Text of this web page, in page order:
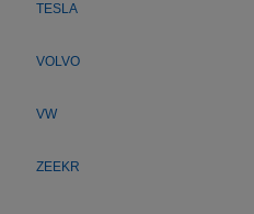
TESLA
VOLVO
VW
ZEEKR